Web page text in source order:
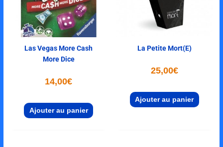
Las Vegas More Cash
More Dice
14,00€
Ajouter au panier
La Petite Mort(e)
25,00€
Ajouter au panier